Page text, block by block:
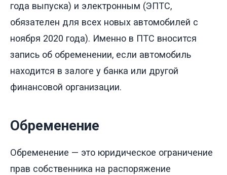
года выпуска) и электронным (ЭПТС,
обязателен для всех новых автомобилей с
ноября 2020 года). Именно в ПТС вносится
запись об обременении, если автомобиль
находится в залоге у банка или другой
финансовой организации.
Обременение
Обременение — это юридическое ограничение
прав собственника на распоряжение